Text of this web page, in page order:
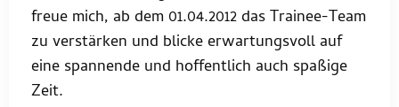
freue mich, ab dem 01.04.2012 das Trainee-Team
zu verstärken und blicke erwartungsvoll auf
eine spannende und hoffentlich auch spaßige
Zeit.